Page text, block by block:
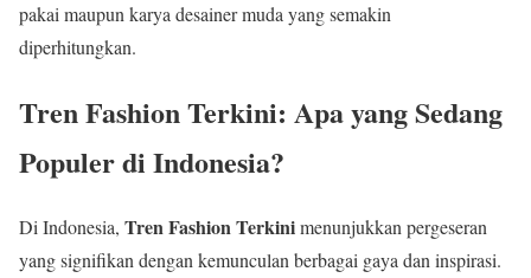
pakai maupun karya desainer muda yang semakin
diperhitungkan.
Tren Fashion Terkini: Apa yang Sedang
Populer di Indonesia?
Di Indonesia, Tren Fashion Terkinimenunjukkan pergeseran
yang signifikan dengan kemunculan berbagai gaya dan inspirasi.